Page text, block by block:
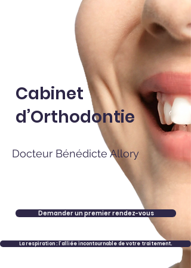
Cabinet
d’Orthodontie
Docteur Bénédicte Allory
Demander un premier rendez-vous
La respiration : l’alliée incontournable de votre traitement.